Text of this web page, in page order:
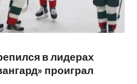
в лидерах
проиграл